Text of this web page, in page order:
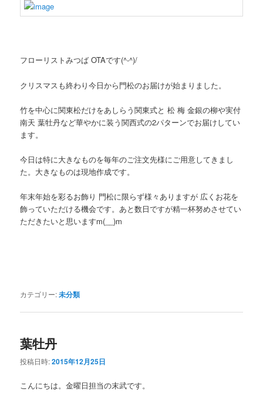
フローリストみつば OTAです(^-^)/
クリスマスも終わり今日から門松のお届けが始まりました。
竹を中心に関東松だけをあしらう関東式と 松 梅 金銀の柳や実付
南天 葉牡丹など華やかに装う関西式の2パターンでお届けしてい
ます。
今日は特に大きなものを毎年のご注文先様にご用意してきまし
た。大きなものは現地作成です。
年末年始を彩るお飾り 門松に限らず様々ありますが 広くお花を
飾っていただける機会です。あと数日ですが精一杯努めさせてい
ただきたいと思いますm(__)m
カテゴリー:未分類
葉牡丹
投稿日時:2015年12月25日
こんにちは。金曜日担当の末武です。